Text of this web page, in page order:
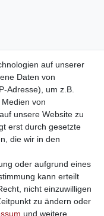
Kinderwagen
und Imbiss
auf unserer
Daten von
Adresse), um z.B.
von
unsere Website zu
erst durch gesetzte
die wir in den
oder aufgrund eines
kann erteilt
nicht einzuwilligen
zu ändern oder
und weitere